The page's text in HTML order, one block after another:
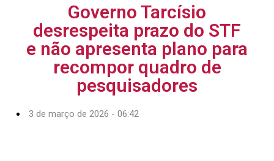
Governo Tarcísio
desrespeita prazo do STF
e não apresenta plano para
recompor quadro de
pesquisadores
3 de março de 2026 - 06:42